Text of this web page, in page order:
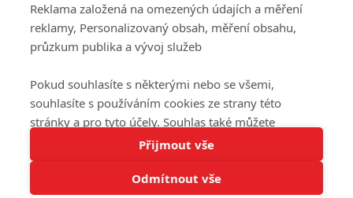
Tato stránka používá soubory cookies.
Rozumím
Ochrana osobních údajů|Zásady používání cookies |Pravidla webu
Upravit nastavení soukromí
© 2016 – 2026 FandimeSerialum.cz / All rights reserved /
Reklama založená na omezených údajích a měření
reklamy, Personalizovaný obsah, měření obsahu,
průzkum publika a vývoj služeb
Pokud souhlasíte s některými nebo se všemi,
souhlasíte s používáním cookies ze strany této
stránky a pro tyto účely. Souhlas také můžete
odmítnout, ale v takovém případě vám na stránce
nebudou k dispozici některé personalizované funkce.
Vaše volby souhlasu se budou vztahovat pouze na
Přijmout vše
Odmítnout vše